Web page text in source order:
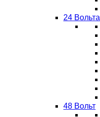
24 Вольта
48 Вольт